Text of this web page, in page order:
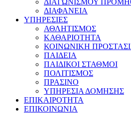
ΔΙΑΓΩΝΙΣΜΟΥ
ΔΙΑΦΑΝΕΙΑ
ΥΠΗΡΕΣΙΕΣ
ΑΘΛΗΤΙΣΜΟΣ
ΚΑΘΑΡΙΟΤΗΤΑ
ΚΟΙΝΩΝΙΚΗ
ΠΑΙΔΕΙΑ
ΠΑΙΔΙΚΟΙ ΣΤΑΘΜΟΙ
ΠΟΛΙΤΙΣΜΟΣ
ΠΡΑΣΙΝΟ
ΥΠΗΡΕΣΙΑ ΔΟΜΗΣΗΣ
ΕΠΙΚΑΙΡΟΤΗΤΑ
ΕΠΙΚΟΙΝΩΝΙΑ